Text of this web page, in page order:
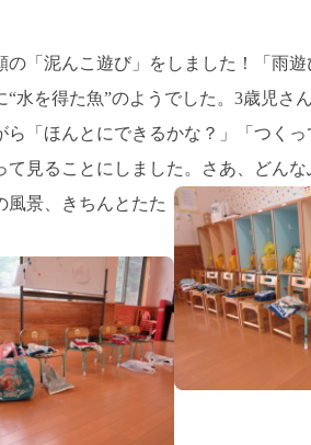
の「泥んこ遊び」をしました！「雨
“水を得た魚”のようでした。3歳児さ
ら「ほんとにできるかな？」「つく
て見ることにしました。さあ、どん
風景、きちんとたた